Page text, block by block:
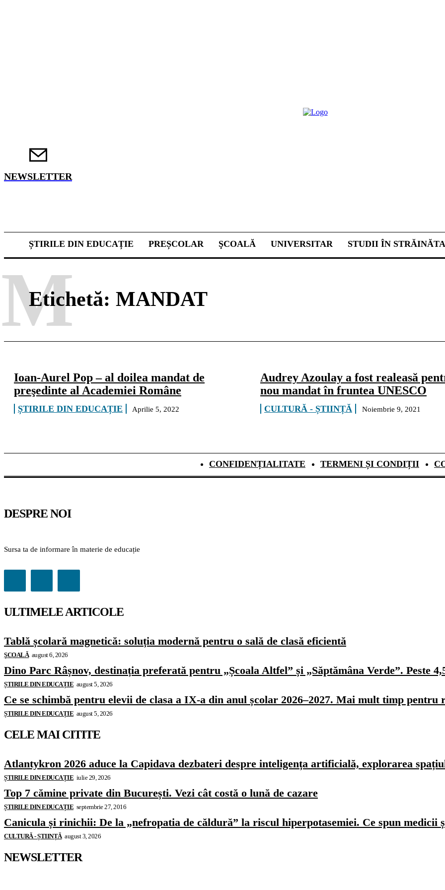
NEWSLETTER
ȘTIRILE DIN EDUCAȚIE PREȘCOLAR ŞCOALĂ UNIVERSITAR STUDII ÎN
Etichetă: MANDAT
M
Ioan-Aurel Pop – al doilea mandat de
preşedinte al Academiei Române
ȘTIRILE DIN EDUCAȚIE Aprilie 5, 2022
Audrey Azoulay a fost realeasă
nou mandat în fruntea UNESCO
CULTURĂ - ȘTIINȚĂ Noiembrie 9, 2021
CONFIDENȚIALITATE TERMENI ȘI CONDIȚII
DESPRE NOI
Sursa ta de informare în materie de educație
ULTIMELE ARTICOLE
Tablă școlară magnetică: soluția modernă pentru o sală de clasă eficientă
ŞCOALĂ august 6, 2026
Dino Parc Râșnov, destinația preferată pentru „Școala Altfel” și „Săptămâna Verde”. Peste
ȘTIRILE DIN EDUCAȚIE august 5, 2026
Ce se schimbă pentru elevii de clasa a IX-a din anul școlar 2026–2027. Mai mult timp
ȘTIRILE DIN EDUCAȚIE august 5, 2026
CELE MAI CITITE
Atlantykron 2026 aduce la Capidava dezbateri despre inteligența artificială, explorarea
ȘTIRILE DIN EDUCAȚIE iulie 29, 2026
Top 7 cămine private din București. Vezi cât costă o lună de cazare
ȘTIRILE DIN EDUCAȚIE septembrie 27, 2016
Canicula și rinichii: De la „nefropatia de căldură” la riscul hiperpotasemiei. Ce spun medicii
CULTURĂ - ȘTIINȚĂ august 3, 2026
NEWSLETTER